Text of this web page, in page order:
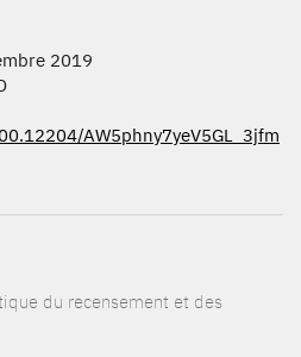
2019
AW5phny7yeV5GL_3jfm
du recensement et des